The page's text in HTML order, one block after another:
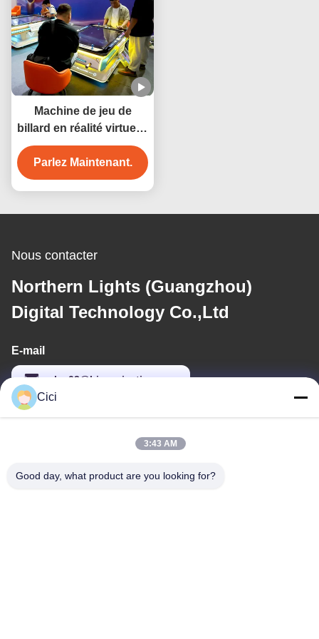
Machine de jeu de
billard en réalité virtuelle
3D, produit de
divertissement sportif
intérieur, vente en gros
Parlez Maintenant.
Nous contacter
Northern Lights (Guangzhou)
Digital Technology Co.,Ltd
E-mail
sales03@bjgprojection.com
Unité A 101, Bâtiment 3C, Huachuangll, Route de Huateng,
Cici
3:43 AM
Good day, what product are you looking for?